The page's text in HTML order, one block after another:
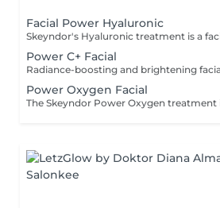
Facial Power Hyaluronic
Power C+ Facial
Power Oxygen Facial